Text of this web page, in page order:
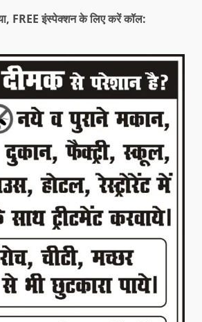
FREE इंस्पेक्शन के लिए करें कॉल: